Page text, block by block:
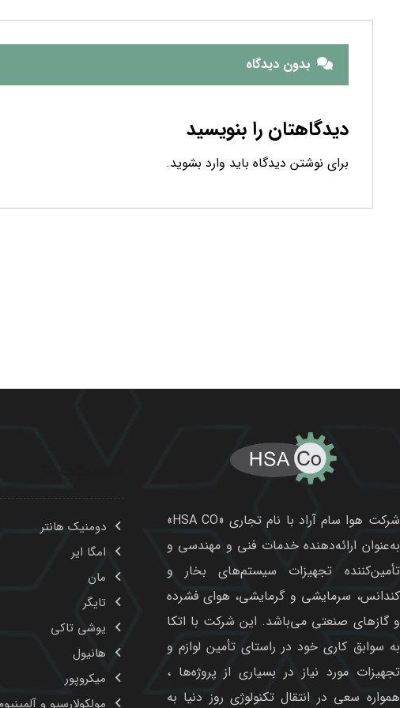
برای نوشتن دیدگاه بایدوارد بشوید.
شرکت هوا سام آراد با نام تجاری «HSA CO»
تأمین‌کننده تجهیزات سیستم‌های بخار و
کندانس، سرمایشی و گرمایشی، هوای فشرده
و گازهای صنعتی می‌باشد. این شرکت با اتکا
به سوابق کاری خود در راستای تأمین لوازم و
تجهیزات مورد نیاز در بسیاری از پروژه‌ها ،
همواره سعی در انتقال تکنولوژی روز دنیا به
کشورمان و ارتقاء سطح کیفی و کمی تولیدات
صنعتی و فرآیندی را داشته است.
دومنیک هانتر
هانیول
میکروپور